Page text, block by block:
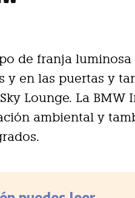
de franja
y en las puertas y
Lounge. La BMW
ambiental y